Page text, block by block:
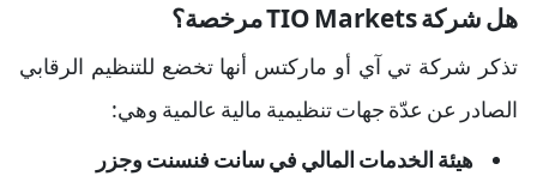
هل شركة TIO Markets مرخصة؟
تذكر شركة تي آي أو ماركتس أنها تخضع للتنظيم الرقابي
الصادر عن عدّة جهات تنظيمية مالية عالمية وهي:
هيئة الخدمات المالي في سانت فنسنت وجزر